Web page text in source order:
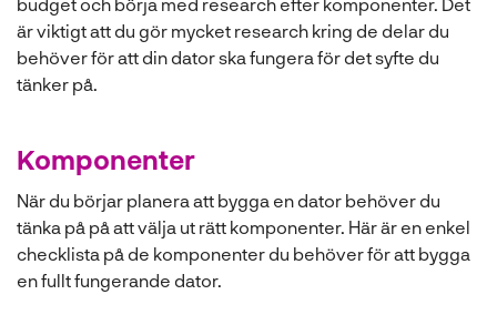
är viktigt att du gör mycket research kring de delar du
behöver för att din dator ska fungera för det syfte du
tänker på.
Komponenter
När du börjar planera att bygga en dator behöver du
tänka på på att välja ut rätt komponenter. Här är en enkel
checklista på de komponenter du behöver för att bygga
en fullt fungerande dator.